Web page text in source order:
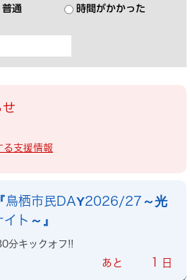
普通 時間がかかった
せ
る支援情報
鳥栖市民DAY2026/27～光
ト～』
分キックオフ!!
あと 1 日